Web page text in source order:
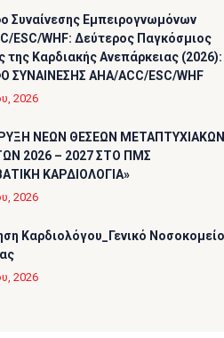
Συναίνεσης Εμπειρογνωμόνων
ESC/WHF: Δεύτερος Παγκόσμιος
της Καρδιακής Ανεπάρκειας (2026):
ΣΥΝΑΙΝΕΣΗΣ AHA/ACC/ESC/WHF
2026
ΝΕΩΝ ΘΕΣΕΩΝ ΜΕΤΑΠΤΥΧΙΑΚΩΝ
2026 – 2027 ΣΤΟ ΠΜΣ
ΚΑΡΔΙΟΛΟΓΙΑ»
2026
Καρδιολόγου_Γενικό Νοσοκομείο
2026